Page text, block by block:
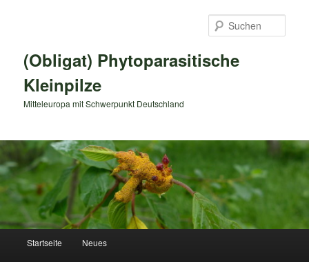
(Obligat) Phytoparasitische
Kleinpilze
Mitteleuropa mit Schwerpunkt Deutschland
Startseite Neues